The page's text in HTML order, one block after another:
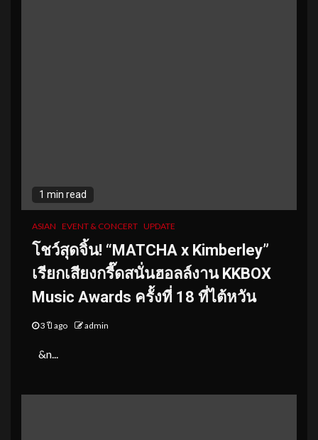
1 min read
ASIAN EVENT & CONCERT UPDATE
โชว์สุดจิ้น! “MATCHA x Kimberley”
เรียกเสียงกรี๊ดสนั่นฮอลล์งาน KKBOX
Music Awards ครั้งที่ 18 ที่ไต้หวัน
3 ปี ago admin
&n...